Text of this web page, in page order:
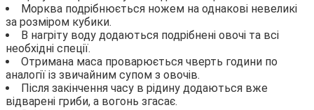
Морква подрібнюється ножем на однакові невеликі
за розміром кубики.
В нагріту воду додаються подрібнені овочі та всі
необхідні спеції.
Отримана маса проварюється чверть години по
аналогії із звичайним супом з овочів.
Після закінчення часу в рідину додаються вже
відварені гриби, а вогонь згасає.